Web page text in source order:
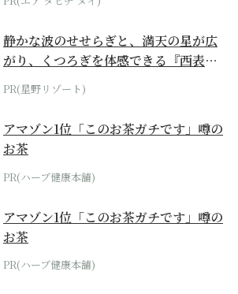
静かな波のせせらぎと、満天の星が広
がり、くつろぎを体感できる『西表島
ホテル by...
PR(星野リゾート)
アマゾン1位「このお茶ガチです」噂の
お茶
PR(ハーブ健康本舗)
アマゾン1位「このお茶ガチです」噂の
お茶
PR(ハーブ健康本舗)